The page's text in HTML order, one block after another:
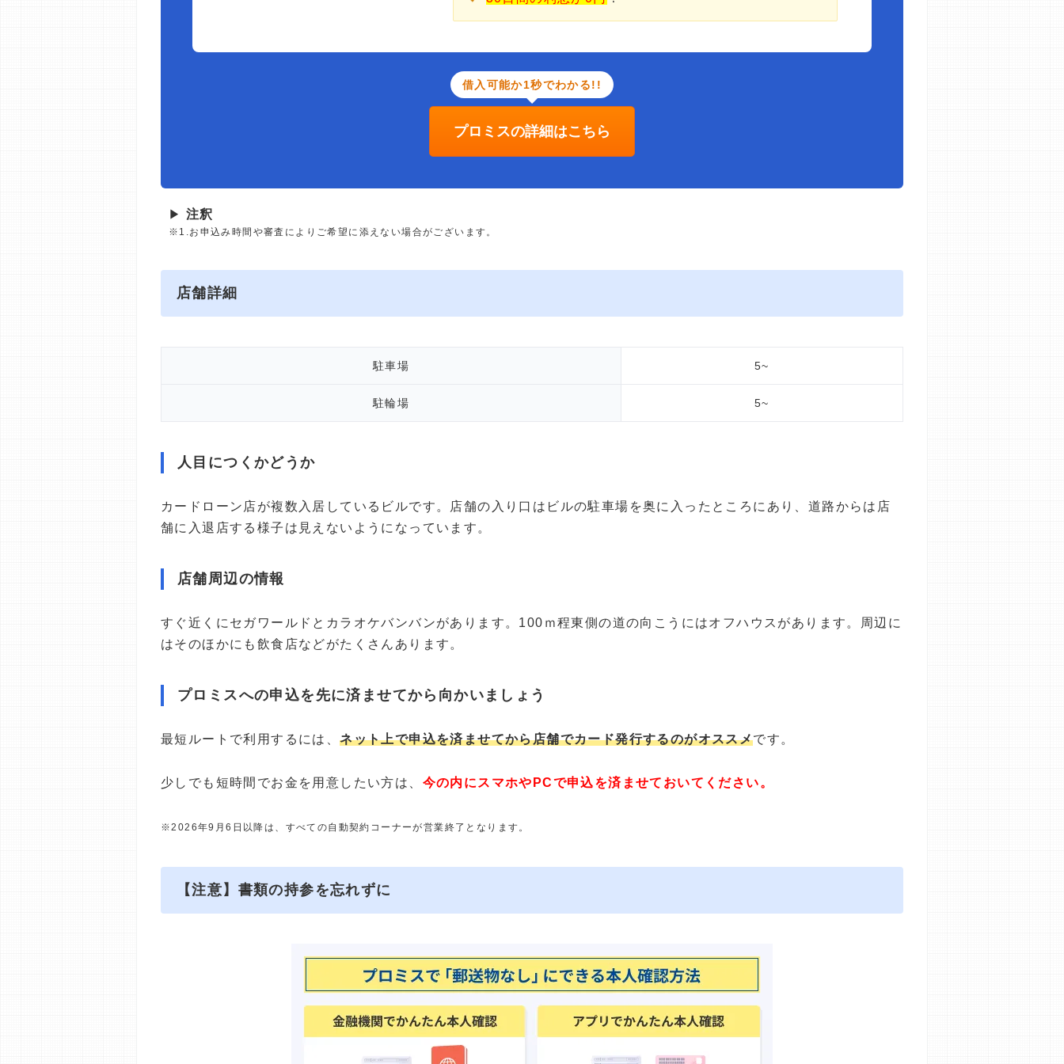
借入可能か1秒でわかる!!
プロミスの詳細はこちら
▶ 注釈
※1.お申込み時間や審査によりご希望に添えない場合がございます。
店舗詳細
駐車場 5~
駐輪場 5~
人目につくかどうか
カードローン店が複数入居しているビルです。店舗の入り口はビルの駐車場を奥に入ったところにあり、道路からは店
舗に入退店する様子は見えないようになっています。
店舗周辺の情報
すぐ近くにセガワールドとカラオケバンバンがあります。100ｍ程東側の道の向こうにはオフハウスがあります。周辺に
はそのほかにも飲食店などがたくさんあります。
プロミスへの申込を先に済ませてから向かいましょう
最短ルートで利用するには、ネット上で申込を済ませてから店舗でカード発行するのがオススメです。
少しでも短時間でお金を用意したい方は、 今の内にスマホやPCで申込を済ませておいてください。
※2026年9月6日以降は、すべての自動契約コーナーが営業終了となります。
【注意】書類の持参を忘れずに